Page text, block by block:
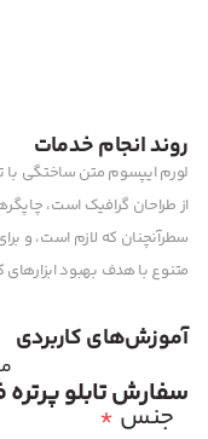
روند انجام خدمات
لورم ایپسوم متن ساختگی با
از طراحان گرافیک است،
سطرآنچنان که لازم است، و
متنوع با هدف بهبود
آموزش‌های کاربردی
سفارش تابلو
* جنس